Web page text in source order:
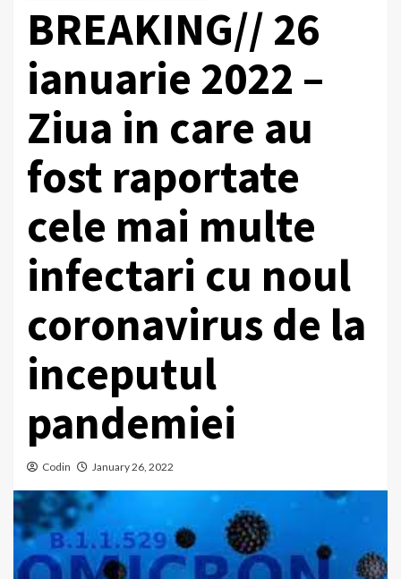
BREAKING// 26
ianuarie 2022 –
Ziua in care au
fost raportate
cele mai multe
infectari cu noul
coronavirus de la
inceputul
pandemiei
Codin January 26, 2022